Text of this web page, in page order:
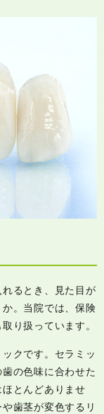
るとき、見た目が
。当院では、保険
り扱っています。
クです。セラミッ
の色味に合わせた
とんどありませ
歯茎が変色するリ